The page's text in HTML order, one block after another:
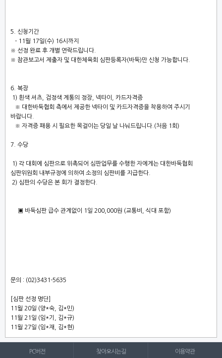
5. 신청기간
- 11 월 17일(수) 16시 까지
※ 선정 완료 후 개별 연락드립니다
※ 참관보고서 제출자 및 대한체육회 심판등록자(바둑)만 신청 가능합니다.
6. 복장
1) 흰색 셔츠, 검정색 계통의 정장, 넥타이, 카드자격증
※ 대한바둑협회 측에서 제공한 넥타이 및 카드자격증을 착용하여 주시기
바랍니다.
※ 자격증 패용 시 필요한 목걸이는 당일 날 나눠드립니다.(처음 1회)
7. 수당
1) 각 대회에 심판으로 위촉되어 심판업무를 수행한 자에게는 대한바둑협회
심판위원회 내부규정에 의하여 소정의 심판비를 지급한다
2) 심판의 수당은 본 회가 결정한다
▣ 바둑심판 급수 관계없이 1일 200,000원 (교통비, 식대 포함)
문의 : (02)3431-5635
[심판 선정 명단]
11월 20일 (양*숙, 김*민)
11월 21일 (임*기, 김*규)
11월 27일 (임*재, 김*현)
PC버전 찾아오시는길 이용약관